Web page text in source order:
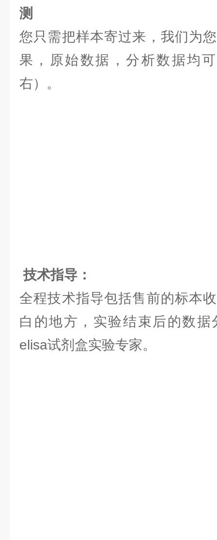
测
您只需把样本寄过来，我们为
果，原始数据，分析数据均
右）。
技术指导：
全程技术指导包括售前的标本
白的地方，实验结束后的数
elisa试剂盒实验专家。